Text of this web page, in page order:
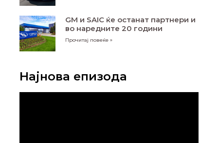
GM и SAIC ќе останат партнери и
во наредните 20 години
Прочитај повеќе »
Најнова епизода